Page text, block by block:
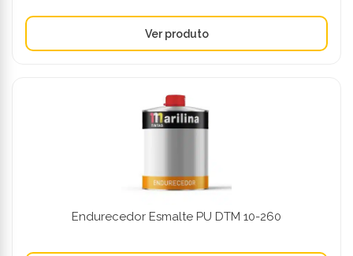
Endurecedor Esmalte PU DTM 10-260